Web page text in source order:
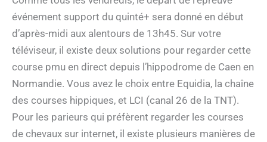
événement support du quinté+ sera donné en début
d’après-midi aux alentours de 13h45. Sur votre
téléviseur, il existe deux solutions pour regarder cette
course pmu en direct depuis l’hippodrome de Caen en
Normandie. Vous avez le choix entre Equidia, la chaîne
des courses hippiques, et LCI (canal 26 de la TNT).
Pour les parieurs qui préfèrent regarder les courses
de chevaux sur internet, il existe plusieurs manières de